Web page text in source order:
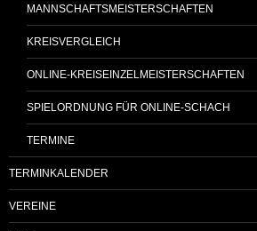
MANNSCHAFTSMEISTERSCHAFTEN
KREISVERGLEICH
ONLINE-KREISEINZELMEISTERSCHAFTEN
SPIELORDNUNG FÜR ONLINE-SCHACH
TERMINE
TERMINKALENDER
VEREINE